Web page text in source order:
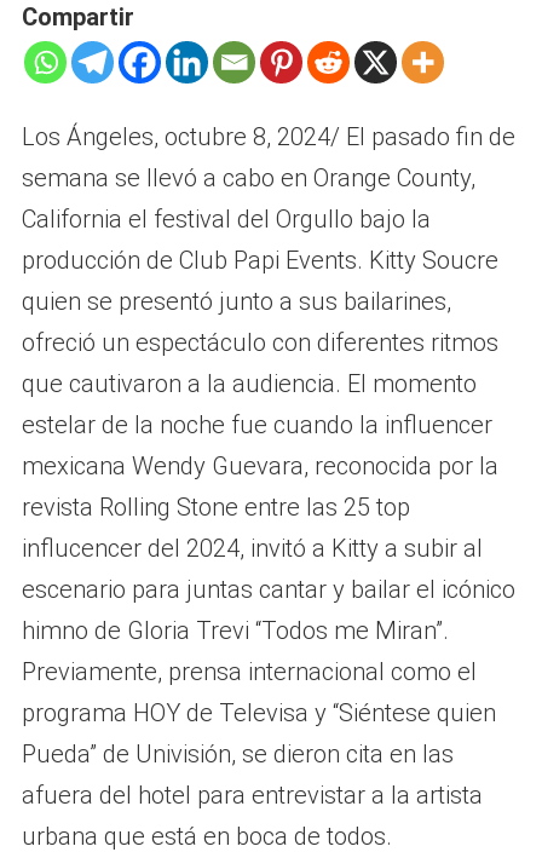
Compartir
Los Ángeles, octubre 8, 2024/ El pasado fin de
semana se llevó a cabo en Orange County,
California el festival del Orgullo bajo la
producción de Club Papi Events. Kitty Soucre
quien se presentó junto a sus bailarines,
ofreció un espectáculo con diferentes ritmos
que cautivaron a la audiencia. El momento
estelar de la noche fue cuando la influencer
mexicana Wendy Guevara, reconocida por la
revista Rolling Stone entre las 25 top
influcencer del 2024, invitó a Kitty a subir al
escenario para juntas cantar y bailar el icónico
himno de Gloria Trevi “Todos me Miran”.
Previamente, prensa internacional como el
programa HOY de Televisa y “Siéntese quien
Pueda” de Univisión, se dieron cita en las
afuera del hotel para entrevistar a la artista
urbana que está en boca de todos.